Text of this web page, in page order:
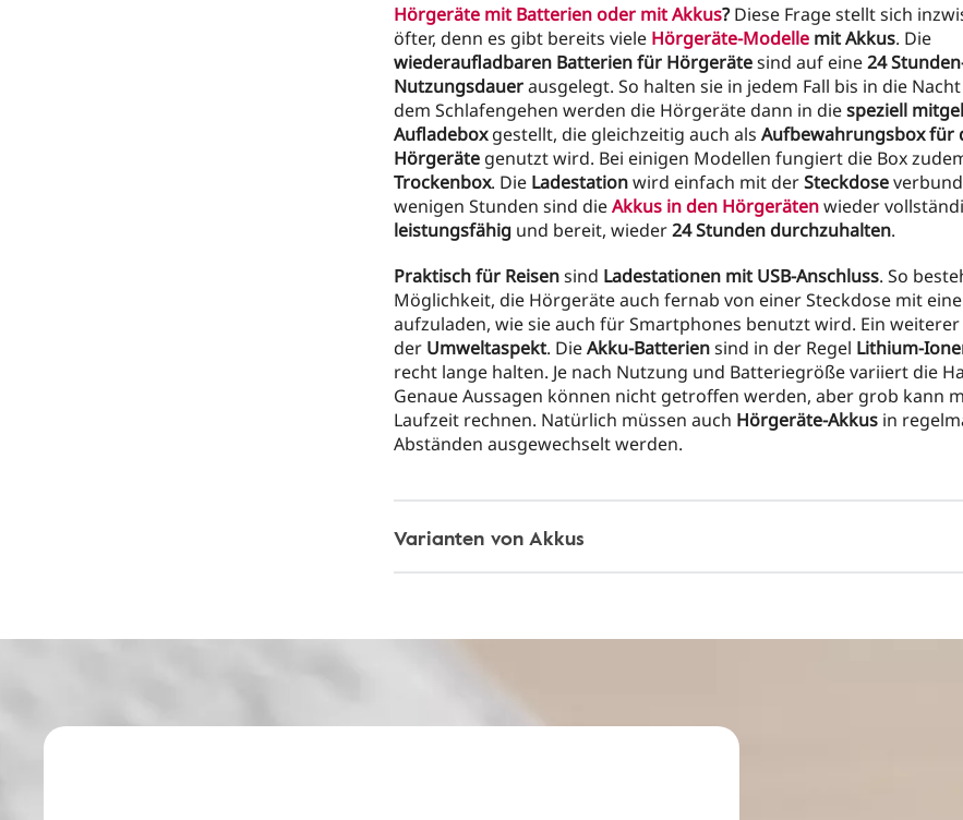
Hörgeräte mit Batterien oder mit Akkus?Diese Frage stellt sich
öfter, denn es gibt bereits viele Hörgeräte-Modelle mit Akkus. Die
wiederaufladbaren Batterien für Hörgerätesind auf eine24
Nutzungsdauerausgelegt. So halten sie in jedem Fall bis in die
dem Schlafengehen werden die Hörgeräte dann in diespeziell
Aufladeboxgestellt, die gleichzeitig auch als Aufbewahrungsbox für
Hörgeräte genutzt wird. Bei einigen Modellen fungiert die Box
Trockenbox. Die Ladestationwird einfach mit derSteckdose
wenigen Stunden sind dieAkkus in den Hörgerätenwieder
leistungsfähig und bereit, wieder24 Stunden durchzuhalten.
Praktisch für Reisensind Ladestationen mit USB-Anschluss. So
Möglichkeit, die Hörgeräte auch fernab von einer Steckdose mit
aufzuladen, wie sie auch für Smartphones benutzt wird. Ein
der Umweltaspekt. DieAkku-Batteriensind in der Regel Lithium-
recht lange halten. Je nach Nutzung und Batteriegröße variiert die
Genaue Aussagen können nicht getroffen werden, aber grob kann
Laufzeit rechnen. Natürlich müssen auch Hörgeräte-Akkus in
Abständen ausgewechselt werden.
Varianten von Akkus